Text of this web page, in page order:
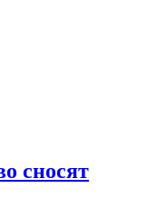
сносят